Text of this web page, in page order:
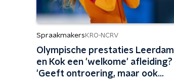
Spraakmakers KRO-NCRV
Olympische prestaties Leerdam
en Kok een 'welkome' afleiding?
'Geeft ontroering, maar ook